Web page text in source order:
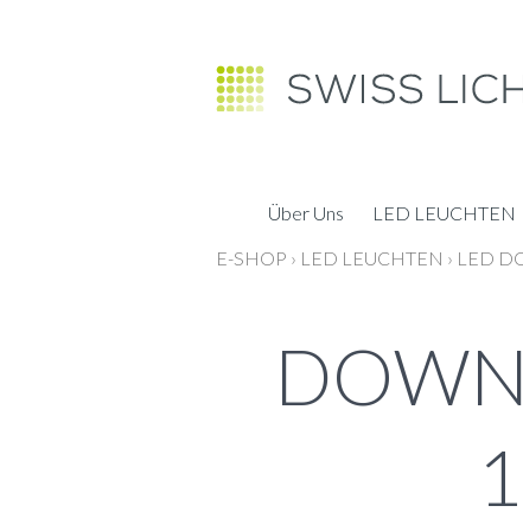
Über Uns LED LEUCHTEN
E-SHOP › LED LEUCHTEN › LED